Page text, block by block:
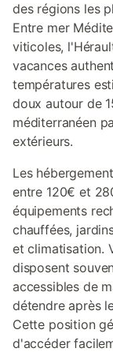
des régions les
Entre mer
viticoles,
vacances
températures
doux autour de
méditerranéen
extérieurs.
Les
entre 120€ et
équipements
chauffées,
et climatisation.
disposent
accessibles de
détendre après
Cette position
d'accéder